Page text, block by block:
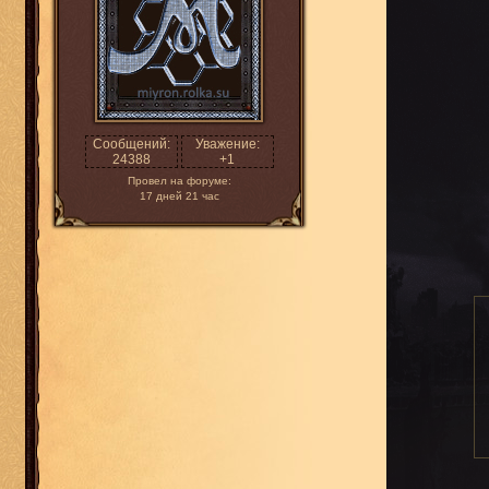
Сообщений:
24388
Уважение:
+1
Провел на форуме:
17 дней 21 час